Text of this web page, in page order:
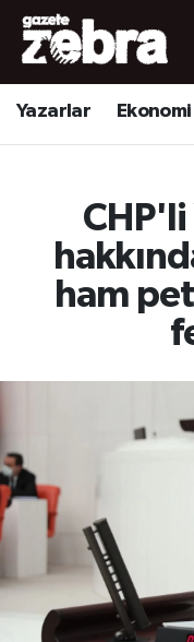
Yazarlar Ekonomi
CHP'li
ham
Yazarlar
Ekonomi
Yerel
Spor
Nöbetçi
Hava Durumu
Süper Lig
Tüm